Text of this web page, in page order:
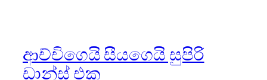
ආච්චිගෙයි සීයගෙයි සුපිරි
ඩාන්ස් එක